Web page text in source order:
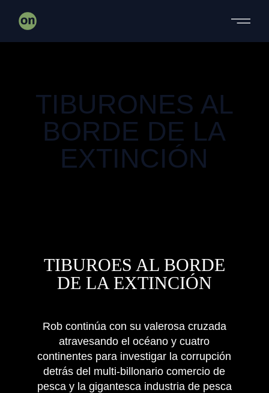
TIBURONES AL
BORDE DE LA
EXTINCIÓN
TIBUROES AL BORDE
DE LA EXTINCIÓN
Rob continúa con su valerosa cruzada
atravesando el océano y cuatro
continentes para investigar la corrupción
detrás del multi-billonario comercio de
pesca y la gigantesca industria de pesca